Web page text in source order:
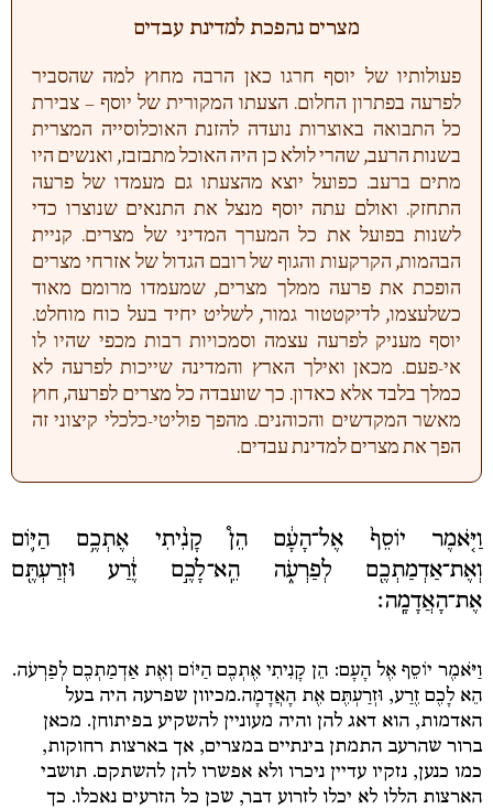
מצרים נהפכת למדינת עבדים
פעולותיו של יוסף חרגו כאן הרבה מחוץ למה שהסביר
לפרעה בפתרון החלום. הצעתו המקורית של יוסף – צבירת
כל התבואה באוצרות נועדה להזנת האוכלוסייה המצרית
בשנות הרעב, שהרי לולא כן היה האוכל מתבזבז, ואנשים היו
מתים ברעב. כפועל יוצא מהצעתו גם מעמדו של פרעה
התחזק. ואולם עתה יוסף מנצל את התנאים שנוצרו כדי
לשנות בפועל את כל המערך המדיני של מצרים. קניית
הבהמות, הקרקעות והגוף של רובם הגדול של אזרחי מצרים
הופכת את פרעה ממלך מצרים, שמעמדו מרומם מאוד
כשלעצמו, לדיקטטור גמור, לשליט יחיד בעל כוח מוחלט.
יוסף מעניק לפרעה עצמה וסמכויות רבות מכפי שהיו לו
אי-פעם. מכאן ואילך הארץ והמדינה שייכות לפרעה לא
כמלך בלבד אלא כאדון. כך שועבדה כל מצרים לפרעה, חוץ
מאשר המקדשים והכוהנים. מהפך פוליטי-כלכלי קיצוני זה
הפך את מצרים למדינת עבדים.
וַיֹּ֤אמֶר יוֹסֵף֙ אֶל־הָעָ֔ם הֵן֩ קָנִ֨יתִי אֶתְכֶ֥ם הַיּ֛וֹם
וְאֶת־אַדְמַתְכֶ֖ם לְפַרְעֹ֑ה הֵֽא־לָכֶ֣ם זֶ֔רַע וּזְרַעְתֶּ֖ם
אֶת־הָאֲדָמָֽה׃
וַיֹּאמֶר יוֹסֵף אֶל הָעָם: הֵן קָנִיתִי אֶתְכֶם הַיּוֹם וְאֶת אַדְמַתְכֶם לְפַרְעֹה.
הֵא לָכֶם זֶרַע, וּזְרַעְתֶּם אֶת הָאֲדָמָה.מכיוון שפרעה היה בעל
האדמות, הוא דאג להן והיה מעוניין להשקיע בפיתוחן. מכאן
ברור שהרעב התמתן בינתיים במצרים, אך בארצות רחוקות,
כמו כנען, נזקיו עדיין ניכרו ולא אפשרו להן להשתקם. תושבי
הארצות הללו לא יכלו לזרוע דבר, שכן כל הזרעים נאכלו. כך